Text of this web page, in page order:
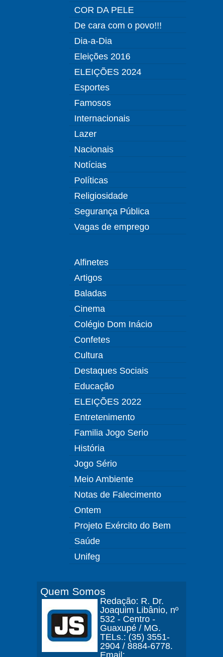
COR DA PELE
De cara com o povo!!!
Dia-a-Dia
Eleições 2016
ELEIÇÕES 2024
Esportes
Famosos
Internacionais
Lazer
Nacionais
Notícias
Políticas
Religiosidade
Segurança Pública
Vagas de emprego
Alfinetes
Artigos
Baladas
Cinema
Colégio Dom Inácio
Confetes
Cultura
Destaques Sociais
Educação
ELEIÇÕES 2022
Entretenimento
Familia Jogo Serio
História
Jogo Sério
Meio Ambiente
Notas de Falecimento
Ontem
Projeto Exército do Bem
Saúde
Unifeg
Quem Somos
Redação: R. Dr.
Joaquim Libânio, nº
532 - Centro -
Guaxupé / MG.
TELs.: (35) 3551-
2904 / 8884-6778.
Email: